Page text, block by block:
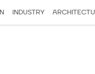
INDUSTRY